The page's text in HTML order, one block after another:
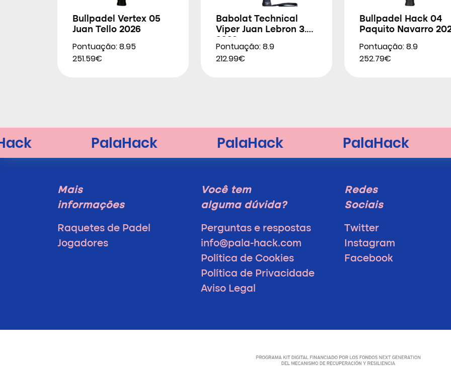
Bullpadel Vertex 05
Juan Tello 2026
Pontuação: 8.95
251.59€
Babolat Technical
Viper Juan Lebron 3.0
Pontuação: 8.9
212.99€
Bullpadel Hack 04
Paquito Navarro
Pontuação: 8.9
252.79€
Mais
informações
Raquetes de Padel
Jogadores
Você tem
alguma dúvida?
Perguntas e respostas
info@pala-hack.com
Política de Cookies
Política de Privacidade
Aviso Legal
Redes
Sociais
Twitter
Instagram
Facebook